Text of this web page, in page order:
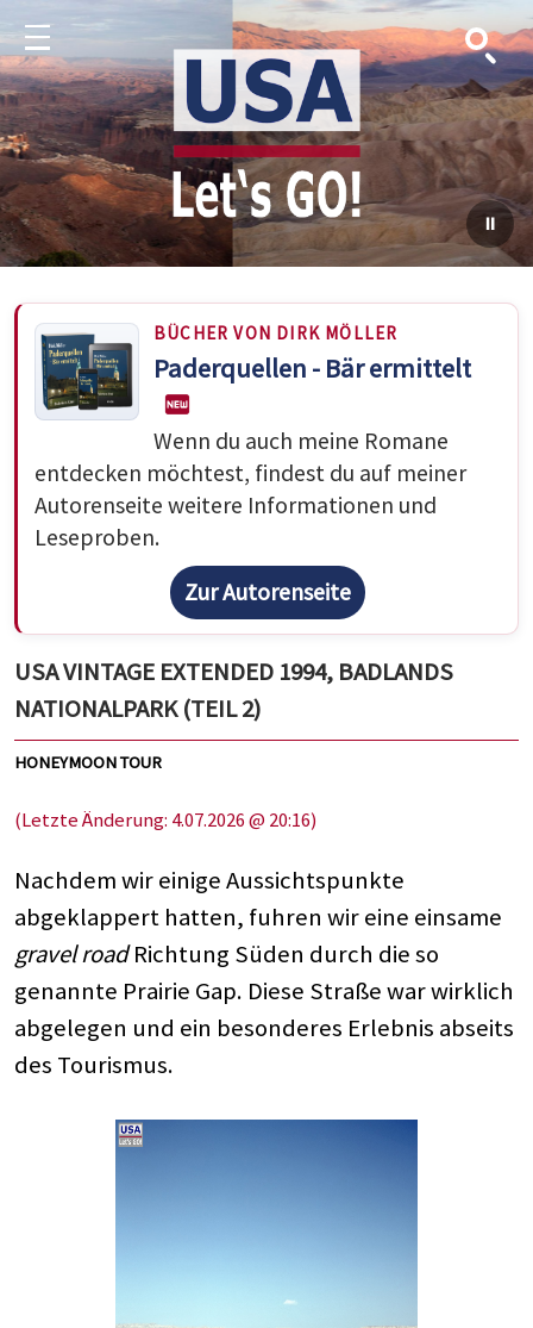
Menu Suche
BÜCHER VON DIRK MÖLLER
Paderquellen - Bär ermittelt
Wenn du auch meine Romane
entdecken möchtest, findest du auf meiner
Autorenseite weitere Informationen und
Leseproben.
Zur Autorenseite
USA VINTAGE EXTENDED 1994, BADLANDS
NATIONALPARK (TEIL 2)
HONEYMOON TOUR
(Letzte Änderung: 4.07.2026 @ 20:16)
Nachdem wir einige Aussichtspunkte
abgeklappert hatten, fuhren wir eine einsame
gravel roadRichtung Süden durch die so
genannte Prairie Gap. Diese Straße war wirklich
abgelegen und ein besonderes Erlebnis abseits
des Tourismus.